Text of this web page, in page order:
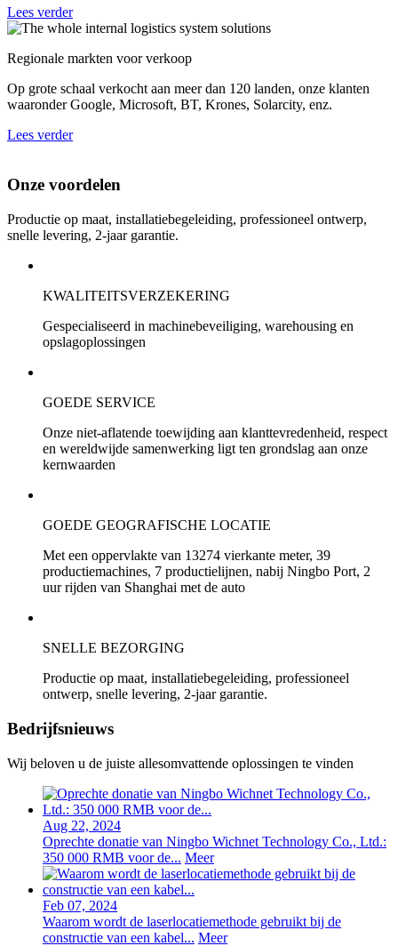
Lees verder
Regionale markten voor verkoop
Op grote schaal verkocht aan meer dan 120 landen, onze klanten
waaronder Google, Microsoft, BT, Krones, Solarcity, enz.
Lees verder
Onze voordelen
Productie op maat, installatiebegeleiding, professioneel ontwerp,
snelle levering, 2-jaar garantie.
KWALITEITSVERZEKERING
Gespecialiseerd in machinebeveiliging, warehousing en
opslagoplossingen
GOEDE SERVICE
Onze niet-aflatende toewijding aan klanttevredenheid, respect
en wereldwijde samenwerking ligt ten grondslag aan onze
kernwaarden
GOEDE GEOGRAFISCHE LOCATIE
Met een oppervlakte van 13274 vierkante meter, 39
productiemachines, 7 productielijnen, nabij Ningbo Port, 2
uur rijden van Shanghai met de auto
SNELLE BEZORGING
Productie op maat, installatiebegeleiding, professioneel
ontwerp, snelle levering, 2-jaar garantie.
Bedrijfsnieuws
Wij beloven u de juiste allesomvattende oplossingen te vinden
Aug 22, 2024
Oprechte donatie van Ningbo Wichnet Technology Co., Ltd.:
350 000 RMB voor de... Meer
Feb 07, 2024
Waarom wordt de laserlocatiemethode gebruikt bij de
constructie van een kabel... Meer